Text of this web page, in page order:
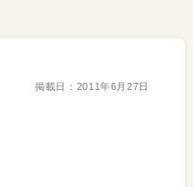
掲載日： 2011年6月27日